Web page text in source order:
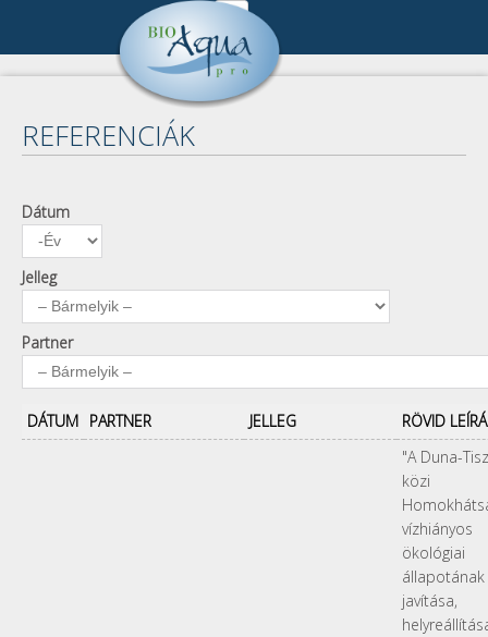
Cégünk
Referenciák
Összes referencia
Publikációk
REFERENCIÁK
Dátum
Dátum
Jelleg
Partner
DÁTUM PARTNER JELLEG RÖVID
"A Duna-
közi
vízhiányos
ökológiai
állapotának
javítása,
_IMG0132.jpg